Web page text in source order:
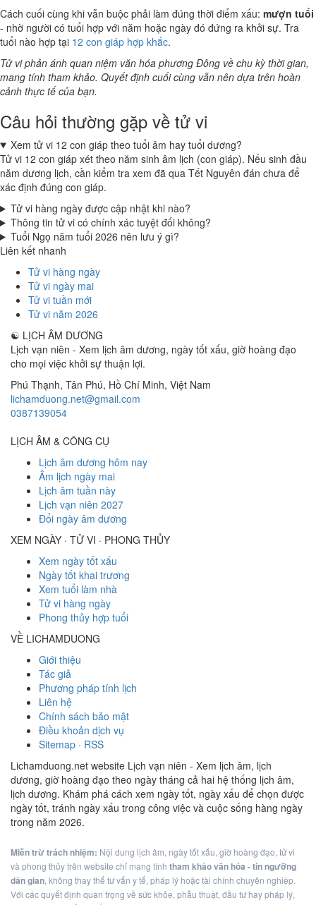
Cách cuối cùng khi vẫn buộc phải làm đúng thời điểm xấu: mượn tuổi
- nhờ người có tuổi hợp với năm hoặc ngày đó đứng ra khởi sự. Tra
tuổi nào hợp tại 12 con giáp hợp khắc.
Tử vi phản ánh quan niệm văn hóa phương Đông về chu kỳ thời gian,
mang tính tham khảo. Quyết định cuối cùng vẫn nên dựa trên hoàn
cảnh thực tế của bạn.
Câu hỏi thường gặp về tử vi
Xem tử vi 12 con giáp theo tuổi âm hay tuổi dương?
Tử vi 12 con giáp xét theo năm sinh âm lịch (con giáp). Nếu sinh đầu
năm dương lịch, cần kiểm tra xem đã qua Tết Nguyên đán chưa để
xác định đúng con giáp.
Tử vi hàng ngày được cập nhật khi nào?
Thông tin tử vi có chính xác tuyệt đối không?
Tuổi Ngọ năm tuổi 2026 nên lưu ý gì?
Liên kết nhanh
Tử vi hàng ngày
Tử vi ngày mai
Tử vi tuần mới
Tử vi năm 2026
☯ LỊCH ÂM DƯƠNG
Lịch vạn niên - Xem lịch âm dương, ngày tốt xấu, giờ hoàng đạo
cho mọi việc khởi sự thuận lợi.
Phú Thạnh, Tân Phú, Hồ Chí Minh, Việt Nam
lichamduong.net@gmail.com
0387139054
LỊCH ÂM & CÔNG CỤ
Lịch âm dương hôm nay
Âm lịch ngày mai
Lịch âm tuần này
Lịch vạn niên 2027
Đổi ngày âm dương
XEM NGÀY · TỬ VI · PHONG THỦY
Xem ngày tốt xấu
Ngày tốt khai trương
Xem tuổi làm nhà
Tử vi hàng ngày
Phong thủy hợp tuổi
VỀ LICHAMDUONG
Giới thiệu
Tác giả
Phương pháp tính lịch
Liên hệ
Chính sách bảo mật
Điều khoản dịch vụ
Sitemap · RSS
Lichamduong.net website Lịch vạn niên - Xem lịch âm, lịch
dương, giờ hoàng đạo theo ngày tháng cả hai hệ thống lịch âm,
lịch dương. Khám phá cách xem ngày tốt, ngày xấu để chọn được
ngày tốt, tránh ngày xấu trong công việc và cuộc sống hàng ngày
trong năm 2026.
Miễn trừ trách nhiệm: Nội dung lịch âm, ngày tốt xấu, giờ hoàng đạo, tử vi
và phong thủy trên website chỉ mang tính tham khảo văn hóa - tín ngưỡng
dân gian, không thay thế tư vấn y tế, pháp lý hoặc tài chính chuyên nghiệp.
Với các quyết định quan trọng về sức khỏe, phẫu thuật, đầu tư hay pháp lý,